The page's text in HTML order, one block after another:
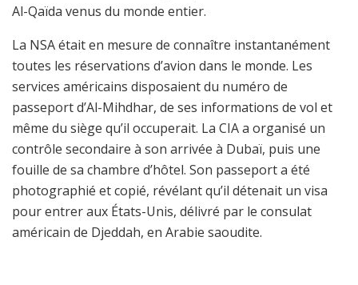
Al-Qaïda venus du monde entier.
La NSA était en mesure de connaître instantanément
toutes les réservations d’avion dans le monde. Les
services américains disposaient du numéro de
passeport d’Al-Mihdhar, de ses informations de vol et
même du siège qu’il occuperait. La CIA a organisé un
contrôle secondaire à son arrivée à Dubaï, puis une
fouille de sa chambre d’hôtel. Son passeport a été
photographié et copié, révélant qu’il détenait un visa
pour entrer aux États-Unis, délivré par le consulat
américain de Djeddah, en Arabie saoudite.